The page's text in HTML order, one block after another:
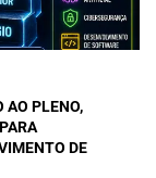
AO PLENO,
DE